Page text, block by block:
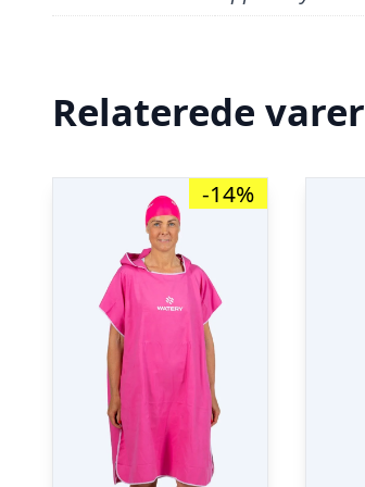
Relaterede varer
-14%